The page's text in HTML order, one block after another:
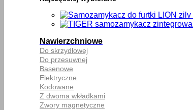
Nawierzchniowe
Do skrzydłowej
Do przesuwnej
Basenowe
Elektryczne
Kodowane
Z dwoma wkładkami
Zwory magnetyczne